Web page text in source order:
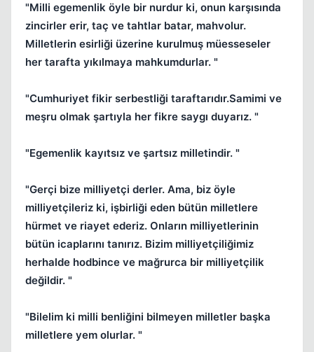
"Milli egemenlik öyle bir nurdur ki, onun karşısında
zincirler erir, taç ve tahtlar batar, mahvolur.
Milletlerin esirliği üzerine kurulmuş müesseseler
her tarafta yıkılmaya mahkumdurlar. "
"Cumhuriyet fikir serbestliği taraftarıdır.Samimi ve
meşru olmak şartıyla her fikre saygı duyarız. "
"Egemenlik kayıtsız ve şartsız milletindir. "
"Gerçi bize milliyetçi derler. Ama, biz öyle
milliyetçileriz ki, işbirliği eden bütün milletlere
hürmet ve riayet ederiz. Onların milliyetlerinin
bütün icaplarını tanırız. Bizim milliyetçiliğimiz
herhalde hodbince ve mağrurca bir milliyetçilik
değildir. "
"Bilelim ki milli benliğini bilmeyen milletler başka
milletlere yem olurlar. "